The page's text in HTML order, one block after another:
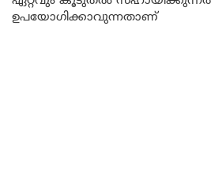
ഉപയോഗിക്കാവുന്നതാണ്